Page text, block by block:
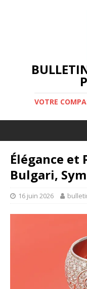
VOTRE
Élégance et
Bulgari,
16 juin 2026